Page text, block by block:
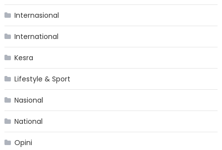
Internasional
International
Kesra
Lifestyle & Sport
Nasional
National
Opini